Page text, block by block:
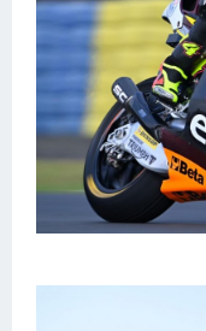
Тренажеры
Интерьеры квартир